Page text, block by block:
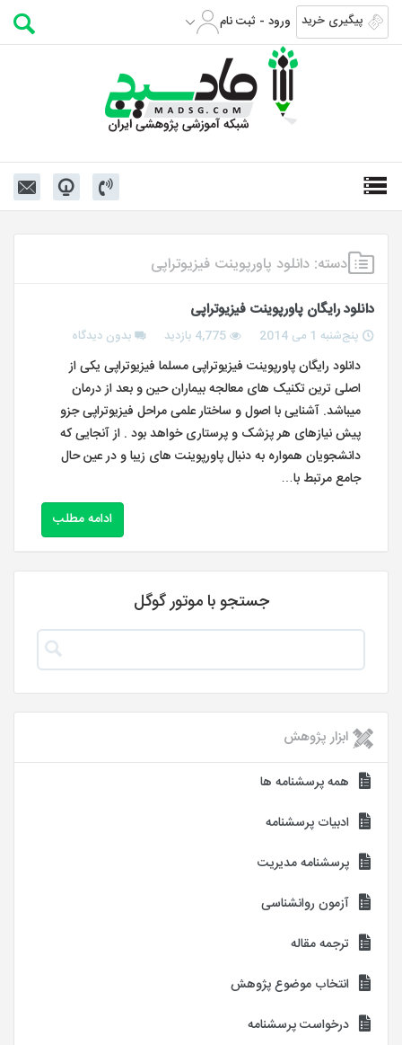
پیگیری خرید ورود - ثبت نام
دسته: دانلود پاورپوینت فیزیوتراپی
دانلود رایگان پاورپوینت فیزیوتراپی
پنج‌شنبه 1 می 2014 4,775 بازدید بدون دیدگاه
دانلود رایگان پاورپوینت فیزیوتراپی مسلما فیزیوتراپی یکی از
اصلی ترین تکنیک های معالجه بیماران حین و بعد از درمان
میباشد. آشنایی با اصول و ساختار علمی مراحل فیزیوتراپی جزو
پیش نیازهای هر پزشک و پرستاری خواهد بود . از آنجایی که
دانشجویان همواره به دنبال پاورپوینت های زیبا و در عین حال
جامع مرتبط با…
ادامه مطلب
جستجو با موتور گوگل
ابزار پژوهش
همه پرسشنامه ها
ادبیات پرسشنامه
پرسشنامه مدیریت
آزمون روانشناسی
ترجمه مقاله
انتخاب موضوع پژوهش
درخواست پرسشنامه